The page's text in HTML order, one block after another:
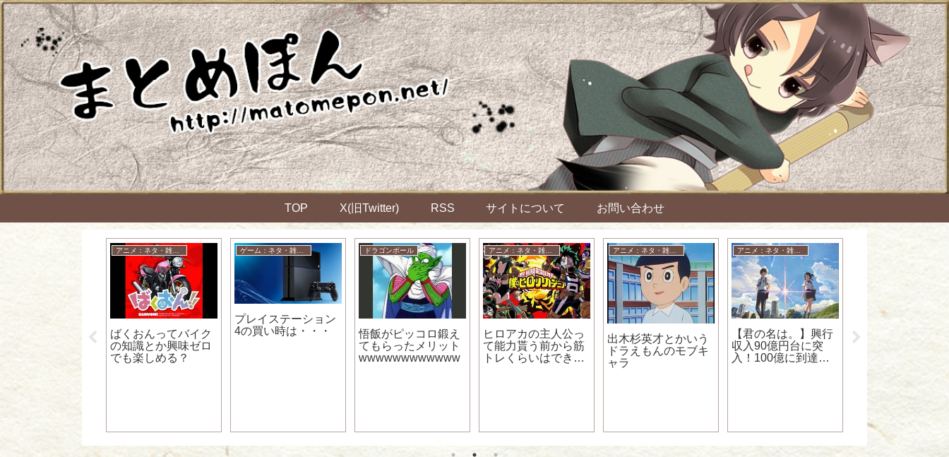
TOP X(旧Twitter) RSS サイトについて お問い合わせ
ばくおんってバイク
の知識とか興味ゼロ
でも楽しめる？
プレイステーション
4の買い時は・・・
ドラゴンボール
悟飯がピッコロ鍛え
てもらったメリット
wwwwwwwwwwww
ヒロアカの主人公っ
て能力貰う前から筋
トレくらいはできた
出木杉英才とかいう
ドラえもんのモブキ
ャラ
【君の名は。】興行
収入90億円台に突
入！100億に到達す
ワンピ、ナルト、
リーチ、ハンタの
ァンの年齢層と男